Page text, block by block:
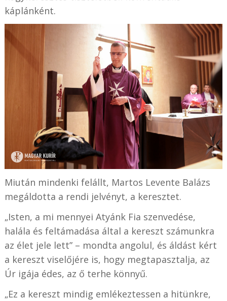
káplánként.
Miután mindenki felállt, Martos Levente Balázs
megáldotta a rendi jelvényt, a keresztet.
„Isten, a mi mennyei Atyánk Fia szenvedése,
halála és feltámadása által a kereszt számunkra
az élet jele lett” – mondta angolul, és áldást kért
a kereszt viselőjére is, hogy megtapasztalja, az
Úr igája édes, az ő terhe könnyű.
„Ez a kereszt mindig emlékeztessen a hitünkre,